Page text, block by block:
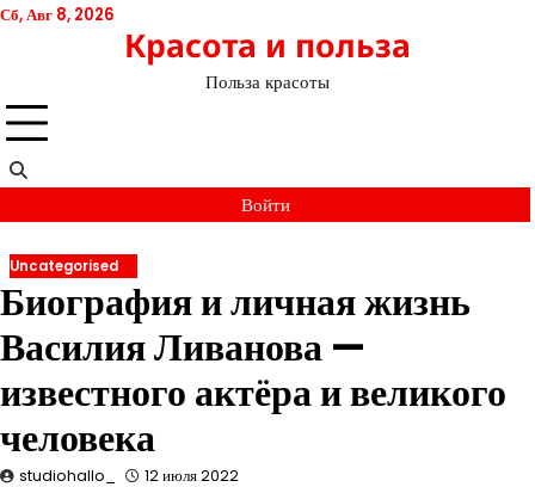
Перейти
Сб, Авг 8, 2026
Красота и польза
Польза красоты
Войти
Uncategorised
Биография и личная жизнь
Василия Ливанова —
известного актёра и великого
человека
studiohallo_ 12 июля 2022